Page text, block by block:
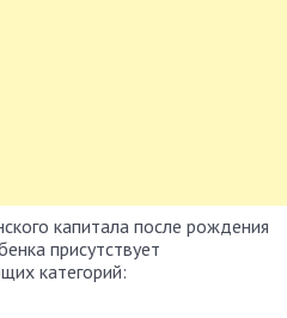
капитала после рождения
присутствует
категорий: